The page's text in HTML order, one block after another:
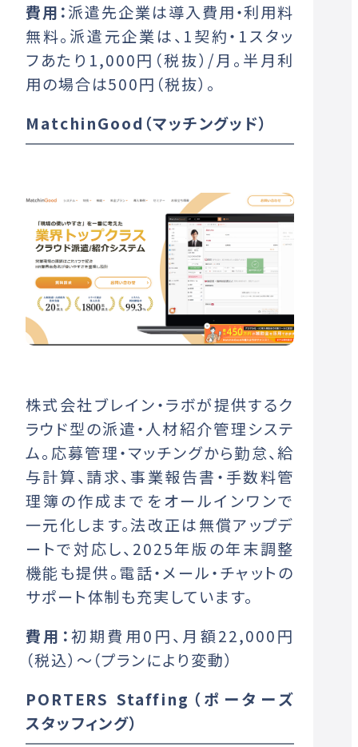
費用：派遣先企業は導入費用・利用料
無料。派遣元企業は、1契約・1スタッ
フあたり1,000円（税抜）/月。半月利
用の場合は500円（税抜）。
MatchinGood（マッチングッド）
株式会社ブレイン・ラボが提供するク
ラウド型の派遣・人材紹介管理システ
ム。応募管理・マッチングから勤怠、給
与計算、請求、事業報告書・手数料管
理簿の作成までをオールインワンで
一元化します。法改正は無償アップデ
ートで対応し、2025年版の年末調整
機能も提供。電話・メール・チャットの
サポート体制も充実しています。
費用：初期費用0円、月額22,000円
（税込）～（プランにより変動）
PORTERS Staffing（ポーターズ
スタッフィング）